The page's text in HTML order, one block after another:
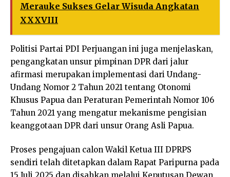
Merauke Sukses Gelar Wisuda Angkatan
XXXVIII
Politisi Partai PDI Perjuangan ini juga menjelaskan,
pengangkatan unsur pimpinan DPR dari jalur
afirmasi merupakan implementasi dari Undang-
Undang Nomor 2 Tahun 2021 tentang Otonomi
Khusus Papua dan Peraturan Pemerintah Nomor 106
Tahun 2021 yang mengatur mekanisme pengisian
keanggotaan DPR dari unsur Orang Asli Papua.
Proses pengajuan calon Wakil Ketua III DPRPS
sendiri telah ditetapkan dalam Rapat Paripurna pada